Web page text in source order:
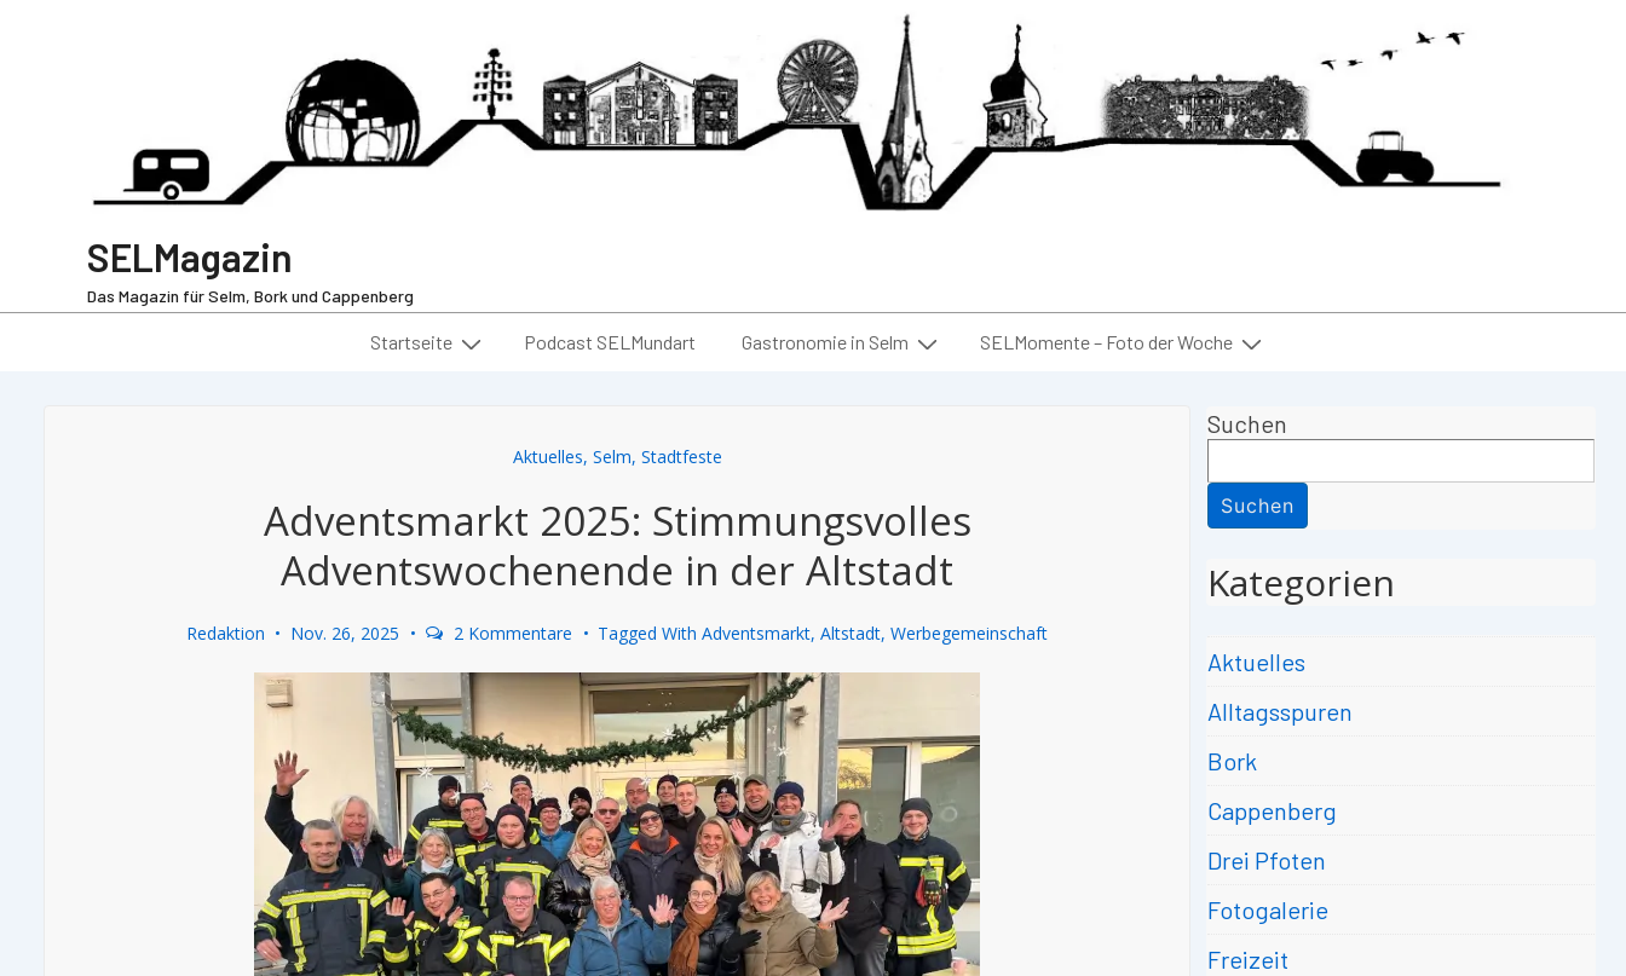
SELMagazin
Das Magazin für Selm, Bork und Cappenberg
Startseite Podcast SELMundart Gastronomie in Selm SELMomente – Foto der Woche
Aktuelles, Selm, Stadtfeste
Adventsmarkt 2025: Stimmungsvolles
Adventswochenende in der Altstadt
Redaktion Nov. 26, 2025 2 Kommentare Tagged WithAdventsmarkt,Altstadt,Werbegemeinschaft
Suchen
Suchen
Kategorien
Aktuelles
Alltagsspuren
Bork
Cappenberg
Drei Pfoten
Fotogalerie
Freizeit